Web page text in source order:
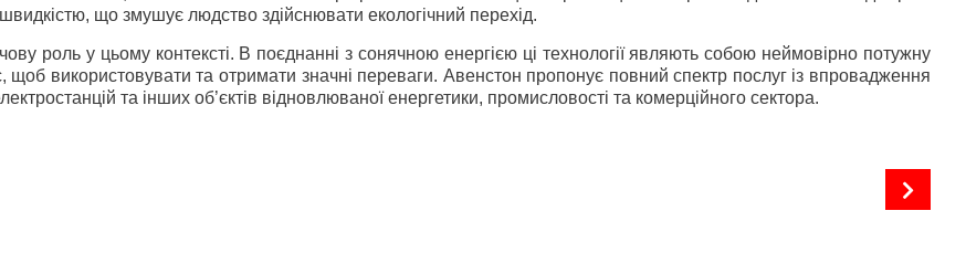
що змушує людство здійснювати екологічний перехід.
роль у цьому контексті. В поєднанні з сонячною енергією ці технології являють собою неймовірно потужну
щоб використовувати та отримати значні переваги. Авенстон пропонує повний спектр послуг із впровадження
та інших об’єктів відновлюваної енергетики, промисловості та комерційного сектора.